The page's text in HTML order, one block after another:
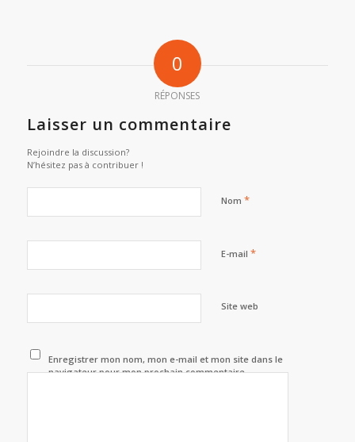
0
RÉPONSES
Laisser un commentaire
Rejoindre la discussion?
N’hésitez pas à contribuer !
Nom *
E-mail *
Site web
Enregistrer mon nom, mon e-mail et mon site dans le
navigateur pour mon prochain commentaire.